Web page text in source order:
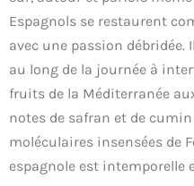
Espagnols se restaurent
avec une passion
au long de la journée à
fruits de la Méditerranée
notes de safran et de
moléculaires insensées de
espagnole est